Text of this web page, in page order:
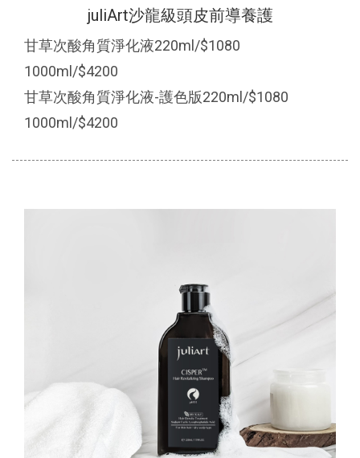
juliArt沙龍級頭皮前導養護
甘草次酸角質淨化液220ml/$1080
1000ml/$4200
甘草次酸角質淨化液-護色版220ml/$1080
1000ml/$4200